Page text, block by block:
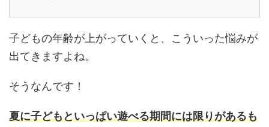
子どもの年齢が上がっていくと、こういった悩みが
出てきますよね。
そうなんです！
夏に子どもといっぱい遊べる期間には限りがあるも